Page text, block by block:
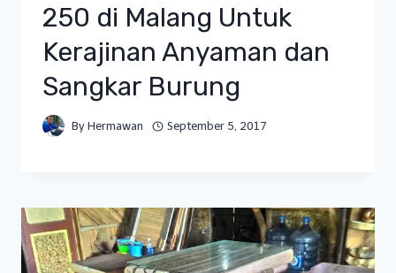
250 di Malang Untuk
Kerajinan Anyaman dan
Sangkar Burung
By Hermawan September 5, 2017